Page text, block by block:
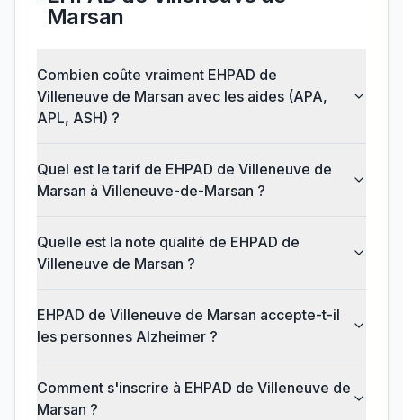
Marsan
Combien coûte vraiment EHPAD de
Villeneuve de Marsan avec les aides (APA,
APL, ASH) ?
Quel est le tarif de EHPAD de Villeneuve de
Marsan à Villeneuve-de-Marsan ?
Quelle est la note qualité de EHPAD de
Villeneuve de Marsan ?
EHPAD de Villeneuve de Marsan accepte-t-il
les personnes Alzheimer ?
Comment s'inscrire à EHPAD de Villeneuve de
Marsan ?